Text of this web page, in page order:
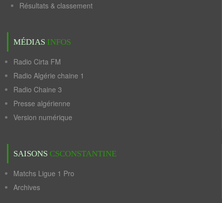
Résultats & classement
MÉDIAS INFOS
Radio Cirta FM
Radio Algérie chaine 1
Radio Chaine 3
Presse algérienne
Version numérique
SAISONS CSCONSTANTINE
Matchs Ligue 1 Pro
Archives